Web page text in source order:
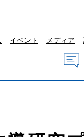
イベント メディア